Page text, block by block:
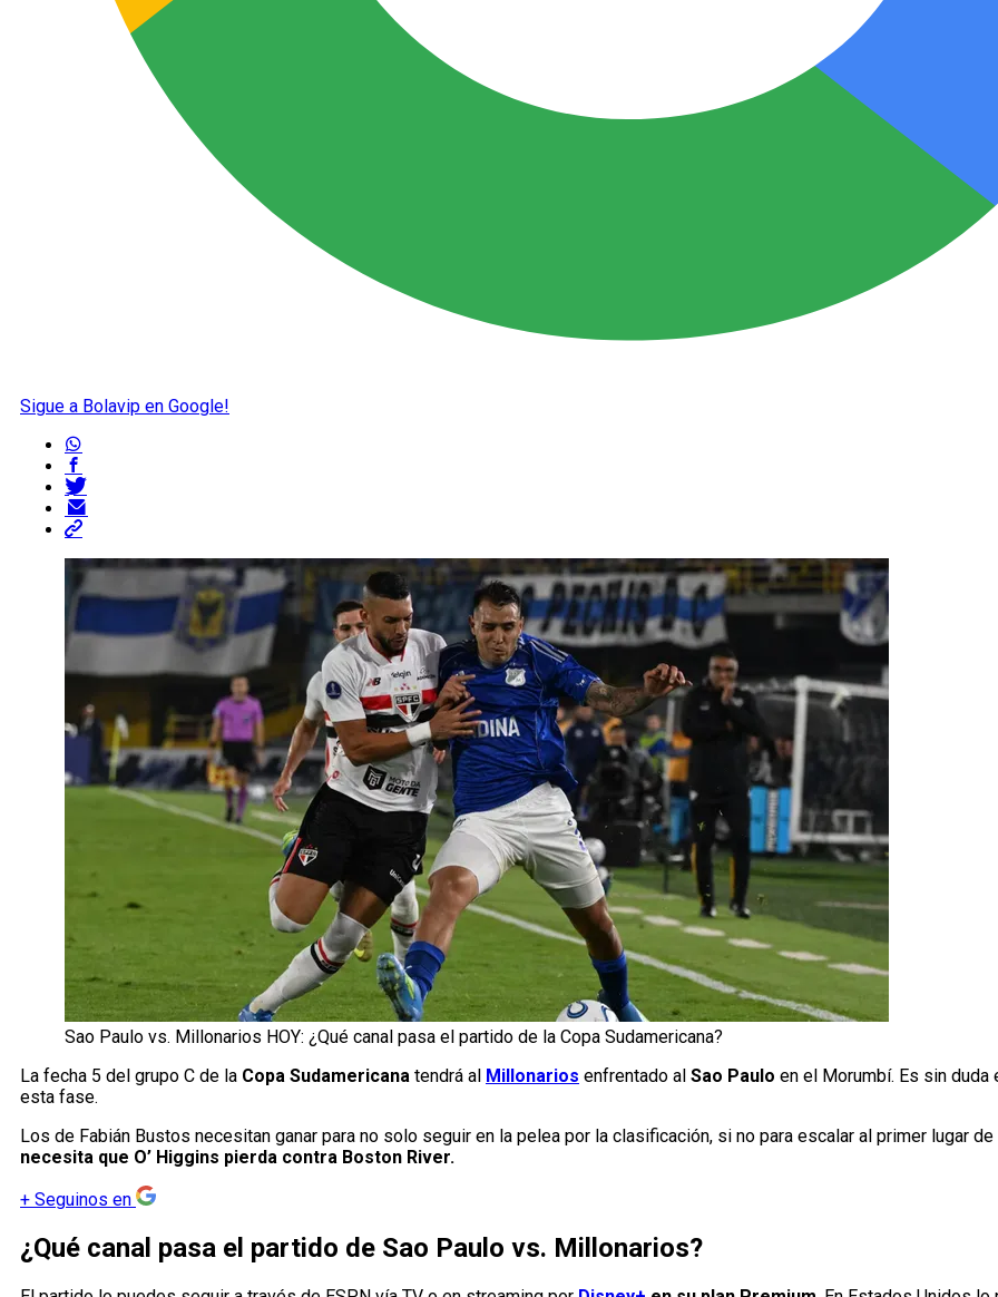
Sigue a Bolavip en Google!
Sao Paulo vs. Millonarios HOY: ¿Qué canal pasa el partido de la Copa Sudamericana?
La fecha 5 del grupo C de la Copa Sudamericana tendrá al Millonarios enfrentado al Sao Paulo en el Morumbí. Es sin
esta fase.
Los de Fabián Bustos necesitan ganar para no solo seguir en la pelea por la clasificación, si no para escalar al primer lugar
necesita que O’ Higgins pierda contra Boston River.
+ Seguinos en
¿Qué canal pasa el partido de Sao Paulo vs. Millonarios?